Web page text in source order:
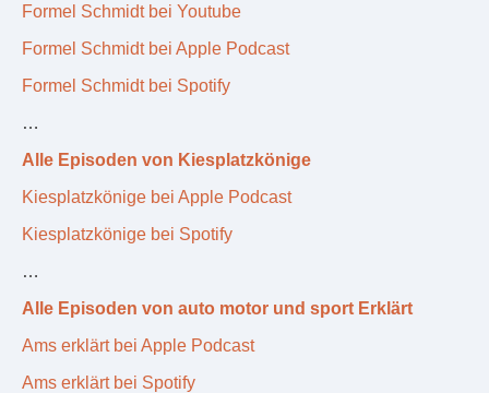
Formel Schmidt bei Youtube
Formel Schmidt bei Apple Podcast
Formel Schmidt bei Spotify
…
Alle Episoden von Kiesplatzkönige
Kiesplatzkönige bei Apple Podcast
Kiesplatzkönige bei Spotify
…
Alle Episoden von auto motor und sport Erklärt
Ams erklärt bei Apple Podcast
Ams erklärt bei Spotify